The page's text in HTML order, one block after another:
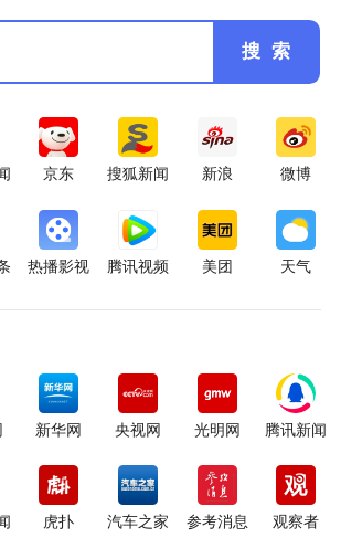
搜 索
京东 搜狐新闻 新浪 微博
热播影视 腾讯视频 美团 天气
新华网 央视网 光明网 腾讯新闻
虎扑 汽车之家 参考消息 观察者